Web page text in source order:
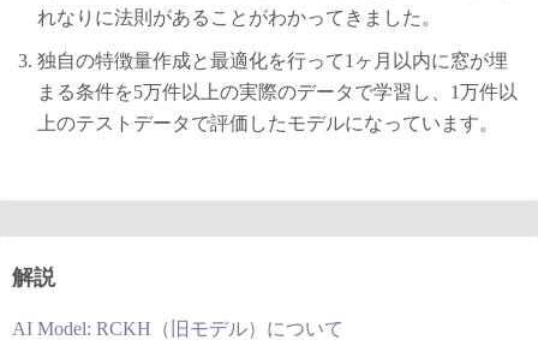
れなりに法則があることがわかってきました。
独自の特徴量作成と最適化を行って1ヶ月以内に窓が埋
まる条件を5万件以上の実際のデータで学習し、1万件以
上のテストデータで評価したモデルになっています。
解説
AI Model: RCKH（旧モデル）について